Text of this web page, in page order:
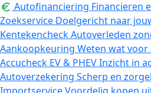
Autofinanciering Financieren
Zoekservice Doelgericht naar
KentekencheckAutoverleden
Aankoopkeuring Weten wat
Accucheck EV & PHEVInzicht in
Autoverzekering Scherp en
ImportserviceVoordelig kopen